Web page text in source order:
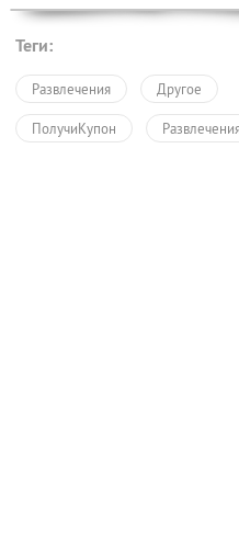
Теги:
Развлечения Другое
ПолучиКупон